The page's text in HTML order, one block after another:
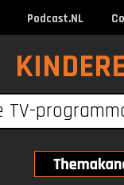
Podcast.NL